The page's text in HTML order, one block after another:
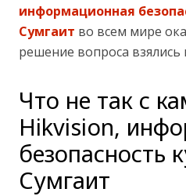
информационная
Сумгаит во всем мире
решение вопроса взялись
Что не так с
Hikvision,
безопасность
Сумгаит